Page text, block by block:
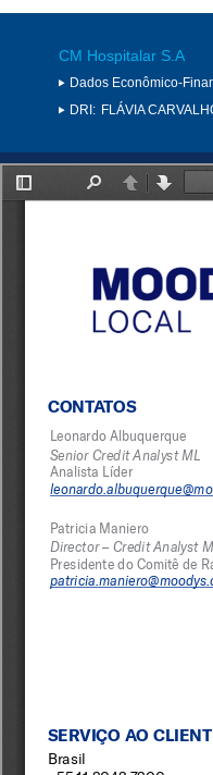
CM Hospitalar S.A
Dados Econômico-
DRI: FLÁVIA